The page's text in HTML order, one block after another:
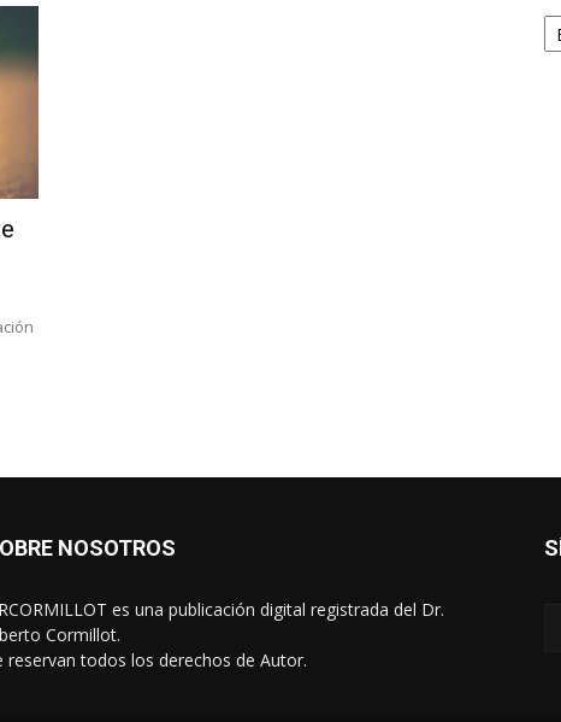
NOSOTROS
es una publicación digital registrada del Dr.
Cormillot.
reservan todos los derechos de Autor.